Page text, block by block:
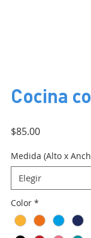
Cocina
$85.00Precio
Medida (Alto x
Elegir
Color *